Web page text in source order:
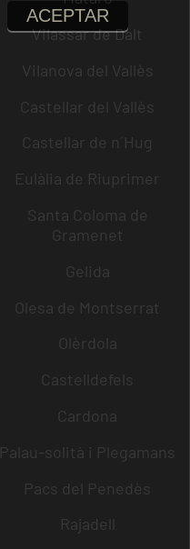
Vilassar de Dalt
Vilanova del Vallès
Castellar del Vallès
Castellar de n´Hug
Eulàlia de Riuprimer
Santa Coloma de
Gramenet
Gelida
Olesa de Montserrat
Olèrdola
Castelldefels
Cardona
Palau-solità i Plegamans
Pacs del Penedès
Rajadell
ACEPTAR